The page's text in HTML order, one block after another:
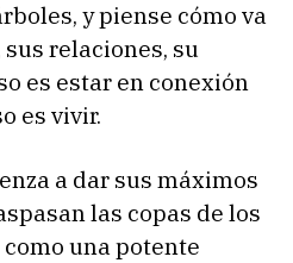
y piense cómo va
relaciones, su
es estar en conexión
es vivir.
a dar sus máximos
las copas de los
una potente